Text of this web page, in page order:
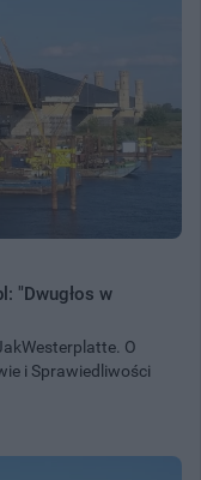
"Dwugłos w
O
i Sprawiedliwości